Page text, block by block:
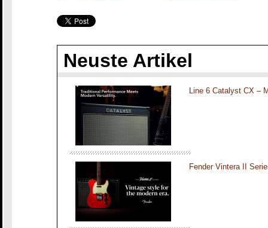
Neuste Artikel
Line 6 Catalyst CX –
Fender Vintera II